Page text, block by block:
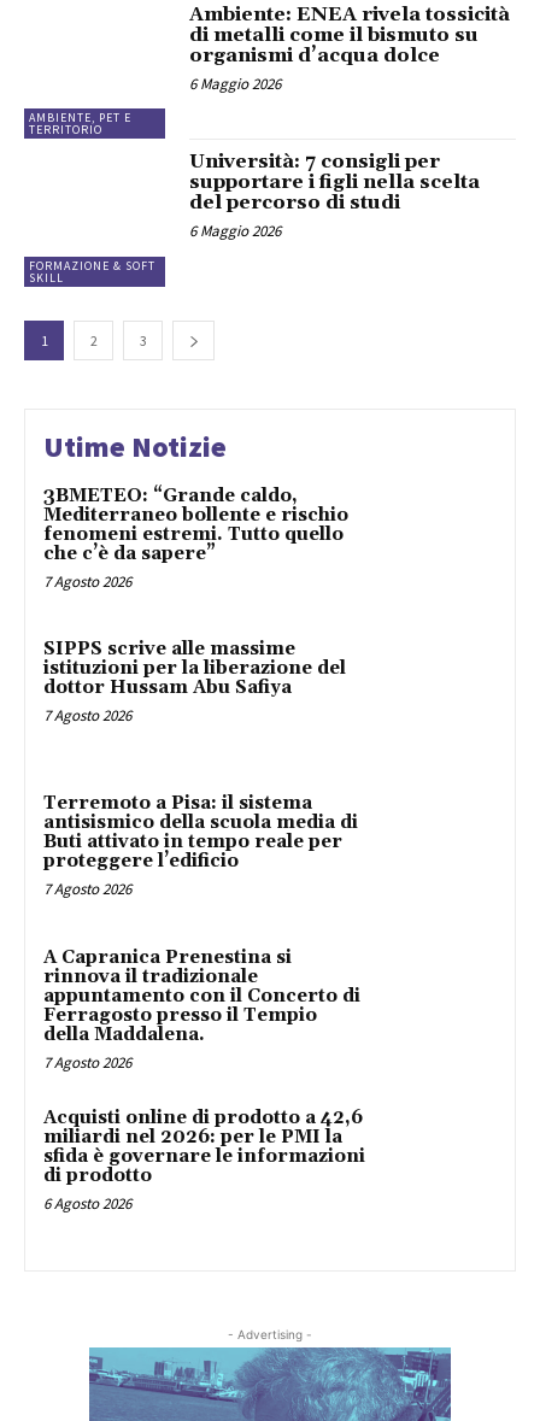
AMBIENTE, PET E
TERRITORIO
Ambiente: ENEA rivela tossicità
di metalli come il bismuto su
organismi d’acqua dolce
6 Maggio 2026
FORMAZIONE & SOFT
SKILL
Università: 7 consigli per
supportare i figli nella scelta
del percorso di studi
6 Maggio 2026
1 2 3
Utime Notizie
3BMETEO: “Grande caldo,
Mediterraneo bollente e rischio
fenomeni estremi. Tutto quello
che c’è da sapere”
7 Agosto 2026
SIPPS scrive alle massime
istituzioni per la liberazione del
dottor Hussam Abu Safiya
7 Agosto 2026
Terremoto a Pisa: il sistema
antisismico della scuola media di
Buti attivato in tempo reale per
proteggere l’edificio
7 Agosto 2026
A Capranica Prenestina si
rinnova il tradizionale
appuntamento con il Concerto di
Ferragosto presso il Tempio
della Maddalena.
7 Agosto 2026
Acquisti online di prodotto a 42,6
miliardi nel 2026: per le PMI la
sfida è governare le informazioni
di prodotto
6 Agosto 2026
- Advertising -